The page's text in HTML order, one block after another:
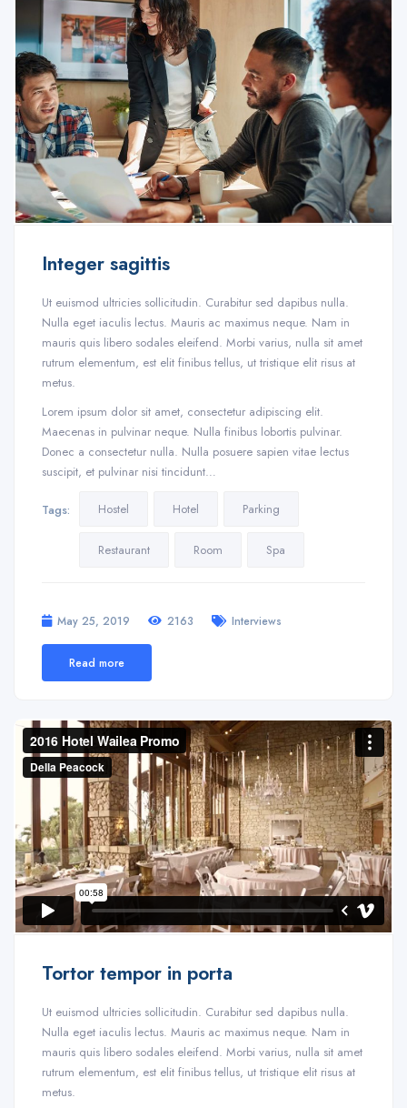
Integer sagittis
Ut euismod ultricies sollicitudin. Curabitur sed dapibus nulla.
Nulla eget iaculis lectus. Mauris ac maximus neque. Nam in
mauris quis libero sodales eleifend. Morbi varius, nulla sit amet
rutrum elementum, est elit finibus tellus, ut tristique elit risus at
metus.
Lorem ipsum dolor sit amet, consectetur adipiscing elit.
Maecenas in pulvinar neque. Nulla finibus lobortis pulvinar.
Donec a consectetur nulla. Nulla posuere sapien vitae lectus
suscipit, et pulvinar nisi tincidunt…
Tags: Hostel Hotel Parking
Restaurant Room Spa
May 25, 2019 2163 Interviews
Read more
Tortor tempor in porta
Ut euismod ultricies sollicitudin. Curabitur sed dapibus nulla.
Nulla eget iaculis lectus. Mauris ac maximus neque. Nam in
mauris quis libero sodales eleifend. Morbi varius, nulla sit amet
rutrum elementum, est elit finibus tellus, ut tristique elit risus at
metus.